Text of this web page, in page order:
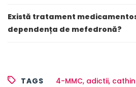
Există tratament
dependența de mefedronă?
TAGS 4-MMC, adictii,